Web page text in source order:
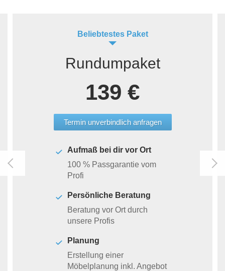
Beliebtestes Paket
Rundumpaket
139 €
Termin unverbindlich anfragen
Aufmaß bei dir vor Ort
100 % Passgarantie vom
Profi
Persönliche Beratung
Beratung vor Ort durch
unsere Profis
Planung
Erstellung einer
Möbelplanung inkl. Angebot